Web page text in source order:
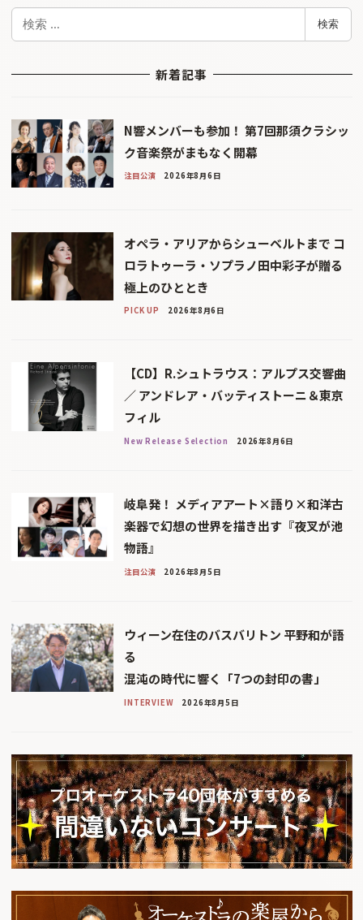
検
検索
新着記事
N響メンバーも参加！ 第7回那須クラシッ
ク音楽祭がまもなく開幕
注目公演 2026年8月6日
オペラ・アリアからシューベルトまで コ
ロラトゥーラ・ソプラノ田中彩子が贈る
極上のひととき
PICK UP 2026年8月6日
【CD】R.シュトラウス：アルプス交響曲
／ アンドレア・バッティストーニ＆東京
フィル
New Release Selection 2026年8月6日
岐阜発！ メディアアート×語り×和洋古
楽器で幻想の世界を描き出す『夜叉が池
物語』
注目公演 2026年8月5日
ウィーン在住のバスバリトン 平野和が語
る
混沌の時代に響く「7つの封印の書」
INTERVIEW 2026年8月5日